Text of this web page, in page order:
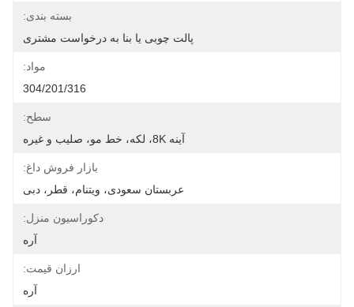
بسته بندی:
پالت چوبی یا بنا به درخواست مشتری
مواد:
304/201/316
سطح:
آینه 8K، لکه، خط مو، صلیب و غیره
بازار فروش داغ:
عربستان سعودی، ویتنام، قطر، دبی
دکوراسیون منزل:
آره
ارزان قیمت:
آره